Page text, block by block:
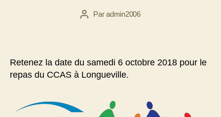
Auteur
Paradmin2006
Retenez la date du samedi 6 octobre 2018 pour le
repas du CCAS à Longueville.